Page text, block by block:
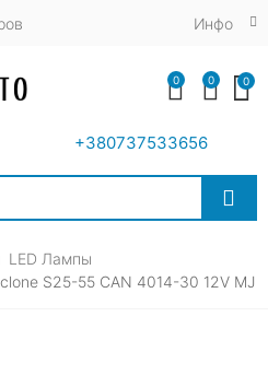
Инфо
+380737533656
0 0 0
LED Лампы
S25-55 CAN 4014-30 12V MJ